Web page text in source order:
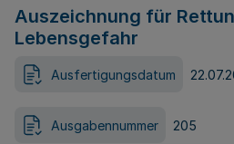
Auszeichnung für
Lebensgefahr
Ausfertigungsdatum
Ausgabennummer 205